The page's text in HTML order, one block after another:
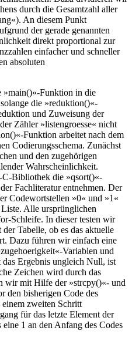
durch die Gesamtzahl aller
An diesem Punkt
der gerade genannten
direkt proportional zur
einfacher und schneller
absoluten
»main()«-Funktion in die
die »reduktion()«-
und Zuweisung der
Zähler »listengroesse« nicht
Funktion arbeitet nach dem
Codierungsschema. Zunächst
und den zugehörigen
Wahrscheinlichkeit.
Bibliothek die »qsort()«-
Fachliteratur entnehmen. Der
Codewortstellen »0« und »1«
Alle ursprünglichen
Schleife. In dieser testen wir
Tabelle, ob es das aktuelle
Dazu führen wir einfach eine
Variablen und
Ergebnis ungleich Null, ist
Zeichen wird durch das
wir mit Hilfe der »strcpy()«- und
den bisherigen Code des
zweiten Schritt
für das letzte Element der
1 an den Anfang des Codes